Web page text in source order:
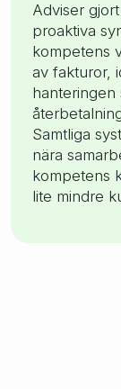
Adviser
proaktiva
kompetens
av fakturor,
hanteringen
Samtliga
nära
kompetens
lite mindre